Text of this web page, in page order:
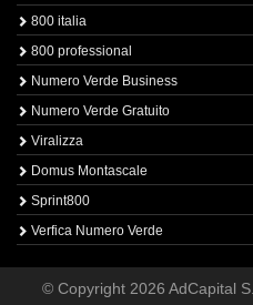
800 italia
800 professional
Numero Verde Business
Numero Verde Gratuito
Viralizza
Domus Montascale
Sprint800
Verfica Numero Verde
© Copyright 2026 AdCapital